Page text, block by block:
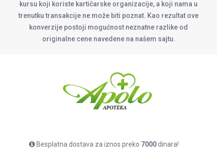
kursu koji koriste kartičarske organizacije, a koji nama u
trenutku transakcije ne može biti poznat. Kao rezultat ove
konverzije postoji mogućnost neznatne razlike od
originalne cene navedene na našem sajtu.
Besplatna dostava za iznos preko 7000dinara!